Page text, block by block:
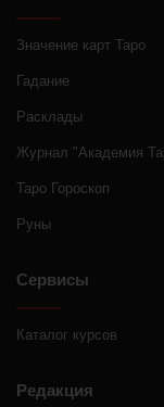
Значение карт Таро
Гадание
Расклады
Журнал "Академия
Таро Гороскоп
Руны
Сервисы
Каталог курсов
Редакция